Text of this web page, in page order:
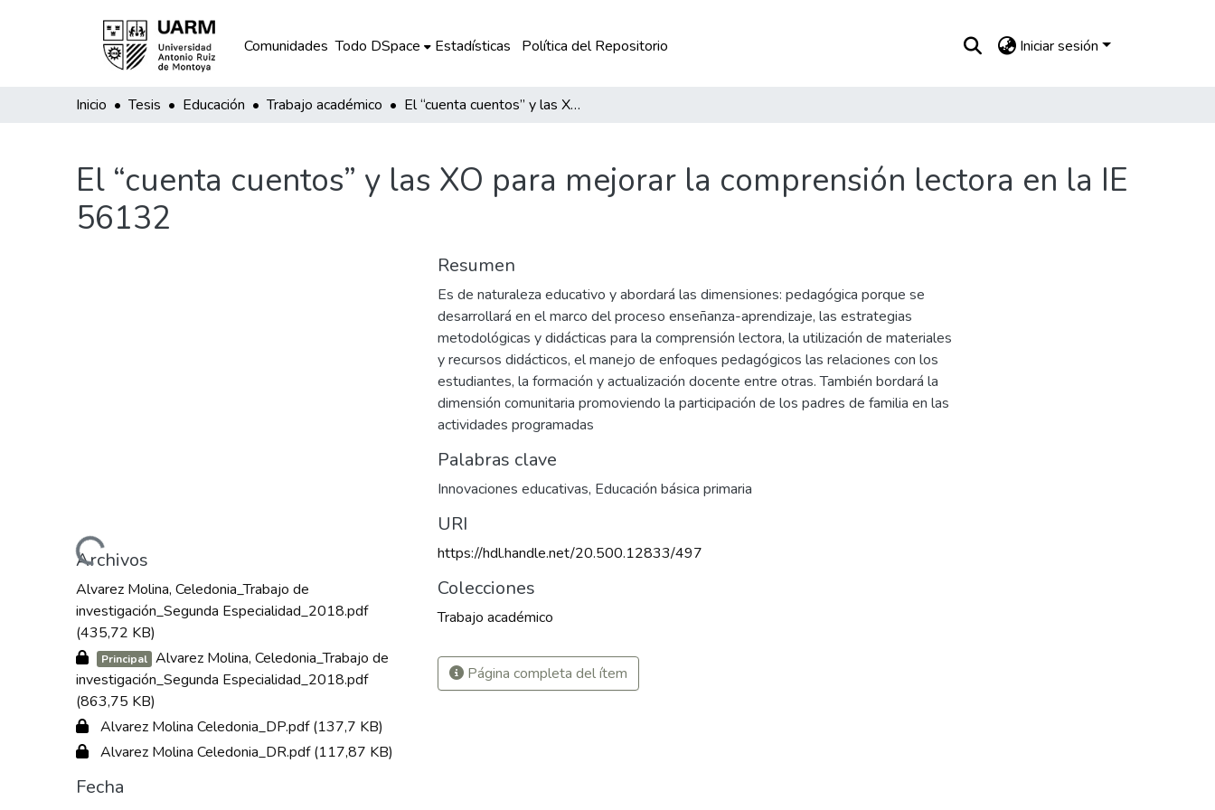
Comunidades Todo DSpace Estadísticas Política del Repositorio Iniciar sesión
Inicio Tesis Educación Trabajo académico El “cuenta cuentos” y las XO para mejorar la comprensión lectora en la IE 56132
El “cuenta cuentos” y las XO para mejorar la comprensión lectora en la IE
56132
Cargando...
Archivos
Alvarez Molina, Celedonia_Trabajo de
investigación_Segunda Especialidad_2018.pdf
(435,72 KB)
Principal Alvarez Molina, Celedonia_Trabajo de
investigación_Segunda Especialidad_2018.pdf
(863,75 KB)
Alvarez Molina Celedonia_DP.pdf(137,7 KB)
Alvarez Molina Celedonia_DR.pdf(117,87 KB)
Fecha
Resumen
Es de naturaleza educativo y abordará las dimensiones: pedagógica porque se
desarrollará en el marco del proceso enseñanza-aprendizaje, las estrategias
metodológicas y didácticas para la comprensión lectora, la utilización de materiales
y recursos didácticos, el manejo de enfoques pedagógicos las relaciones con los
estudiantes, la formación y actualización docente entre otras. También bordará la
dimensión comunitaria promoviendo la participación de los padres de familia en las
actividades programadas
Palabras clave
Innovaciones educativas, Educación básica primaria
URI
https://hdl.handle.net/20.500.12833/497
Colecciones
Trabajo académico
Página completa del ítem